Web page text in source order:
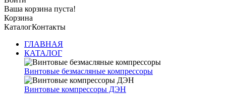
Ваша корзина пуста!
Корзина
КаталогКонтакты
ГЛАВНАЯ
КАТАЛОГ
Винтовые безмасляные компрессоры
Винтовые компрессоры ДЭН